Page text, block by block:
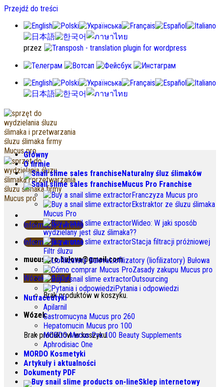
Przejdź do treści
przez
Informacja zwrotna
Informacja zwrotna
mucus.pro.bulova@gmail.com
Wózek /0.00€
Brak produktów w koszyku.
Wózek
Brak produktów w koszyku.
Główny
O firmie
Naturalny śluz ślimaków
Mucus Pro Franchise
Franczyza Mucus pro
Ekstraktor ze śluzu ślimaka
Mucus Pro
Wideo: W jaki sposób
wydzielany jest śluz ślimaka??
Stacja filtracji próżniowej
Filtr śluzu
Liofilizatory (liofilizatory) Bułowa
Zasady zakupu Mucus pro
Outsourcing
Pytania i odpowiedzi
Nutraceutyki
Apilarnil
Gastromucyna Mucus pro 260
Hepatomucin Mucus pro 100
MORDO Mucus Pro100 Beauty Supplements
Aphrodisiac One
MORDO Kosmetyki
Artykuły i aktualności
Dokumenty PDF
Sklep internetowy